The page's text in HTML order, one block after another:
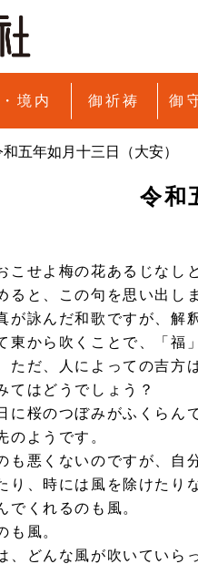
境内 御祈祷 御
和五年如月十三日（大安）
令和
せよ梅の花あるじなし
ると、この句を思い出し
が詠んだ和歌ですが、解
東から吹くことで、「福
ただ、人によっての吉方
てはどうでしょう？
に桜のつぼみがふくらん
のようです。
も悪くないのですが、自
り、時には風を除けたり
でくれるのも風。
も風。
、どんな風が吹いていら